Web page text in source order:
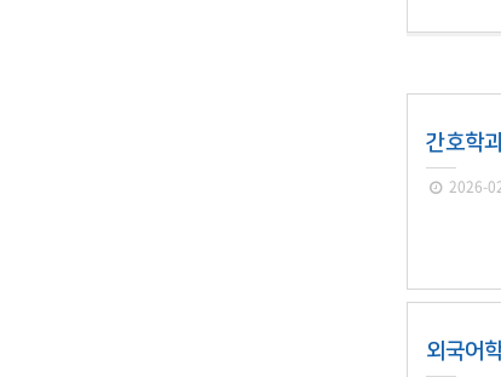
IT지원
간호학
2026-
외국어